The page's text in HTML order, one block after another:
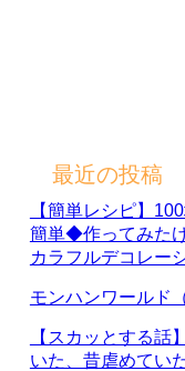
最近の投稿
【簡単レシピ】
簡単◆作ってみた
カラフルデコレー
モンハンワールド
【スカッとする話
いた、昔虐めてい